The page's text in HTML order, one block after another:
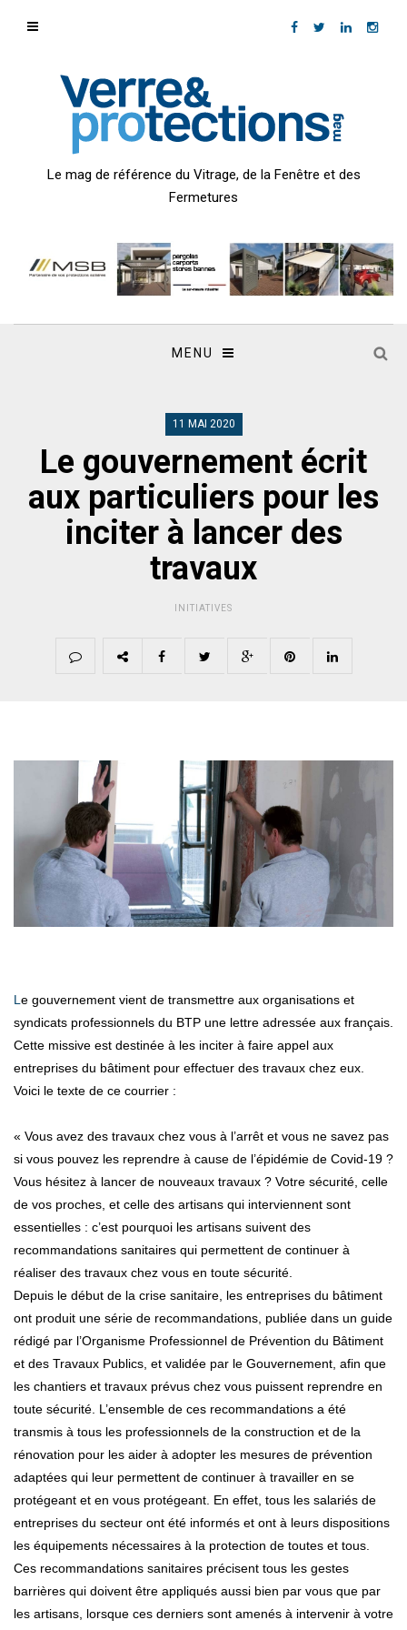
Le mag de référence du Vitrage, de la Fenêtre et des
Fermetures
MENU
11 MAI 2020
Le gouvernement écrit
aux particuliers pour les
inciter à lancer des
travaux
INITIATIVES
Le gouvernement vient de transmettre aux organisations et
syndicats professionnels du BTP une lettre adressée aux français.
Cette missive est destinée à les inciter à faire appel aux
entreprises du bâtiment pour effectuer des travaux chez eux.
Voici le texte de ce courrier :
« Vous avez des travaux chez vous à l’arrêt et vous ne savez pas
si vous pouvez les reprendre à cause de l’épidémie de Covid-19 ?
Vous hésitez à lancer de nouveaux travaux ? Votre sécurité, celle
de vos proches, et celle des artisans qui interviennent sont
essentielles : c’est pourquoi les artisans suivent des
recommandations sanitaires qui permettent de continuer à
réaliser des travaux chez vous en toute sécurité.
Depuis le début de la crise sanitaire, les entreprises du bâtiment
ont produit une série de recommandations, publiée dans un guide
rédigé par l’Organisme Professionnel de Prévention du Bâtiment
et des Travaux Publics, et validée par le Gouvernement, afin que
les chantiers et travaux prévus chez vous puissent reprendre en
toute sécurité. L’ensemble de ces recommandations a été
transmis à tous les professionnels de la construction et de la
rénovation pour les aider à adopter les mesures de prévention
adaptées qui leur permettent de continuer à travailler en se
protégeant et en vous protégeant. En effet, tous les salariés de
entreprises du secteur ont été informés et ont à leurs dispositions
les équipements nécessaires à la protection de toutes et tous.
Ces recommandations sanitaires précisent tous les gestes
barrières qui doivent être appliqués aussi bien par vous que par
les artisans, lorsque ces derniers sont amenés à intervenir à votre